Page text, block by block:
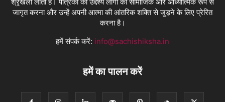
जागृत करना और उन्हें अपनी आत्मा की आंतरिक शक्ति से जुड़ने के लिए प्रेरित
करना है।
हमें संपर्क करें: info@sachishiksha.in
हमें का पालन करें